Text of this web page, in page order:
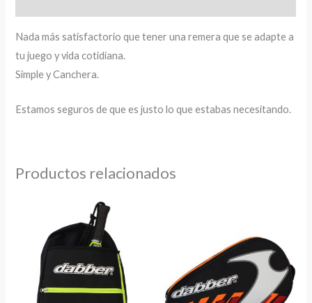
Nada más satisfactorio que tener una remera que se adapte a
tu juego y vida cotidiana.
Simple y Canchera.
Estamos seguros de que es justo lo que estabas necesitando.
Productos relacionados